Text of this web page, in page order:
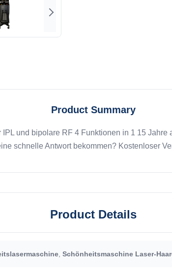
Product Summary
und bipolare RF 4 Funktionen in 1 15
schnelle Antwort bekommen? Kostenloser
Product Details
Schönheitsmaschine Laser-